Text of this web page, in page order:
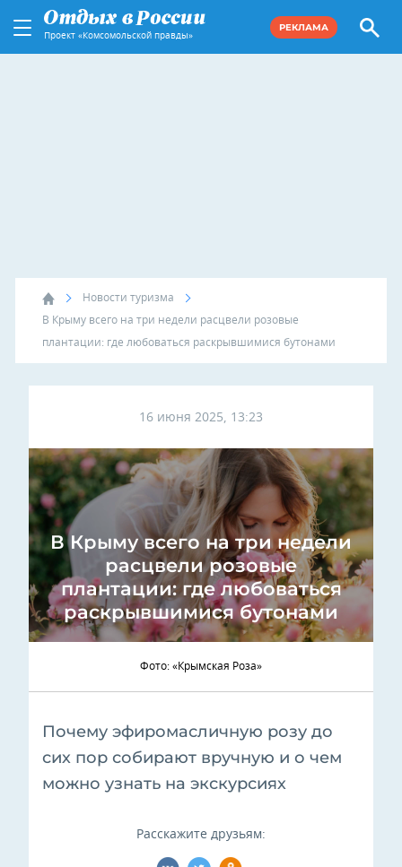
Проект «Комсомольской правды»
РЕКЛАМА
Новости туризма
В Крыму всего на три недели расцвели розовые
плантации: где любоваться раскрывшимися бутонами
16 июня 2025, 13:23
В Крыму всего на три недели
расцвели розовые
плантации: где любоваться
раскрывшимися бутонами
Фото: «Крымская Роза»
Почему эфиромасличную розу до
сих пор собирают вручную и о чем
можно узнать на экскурсиях
Расскажите друзьям: